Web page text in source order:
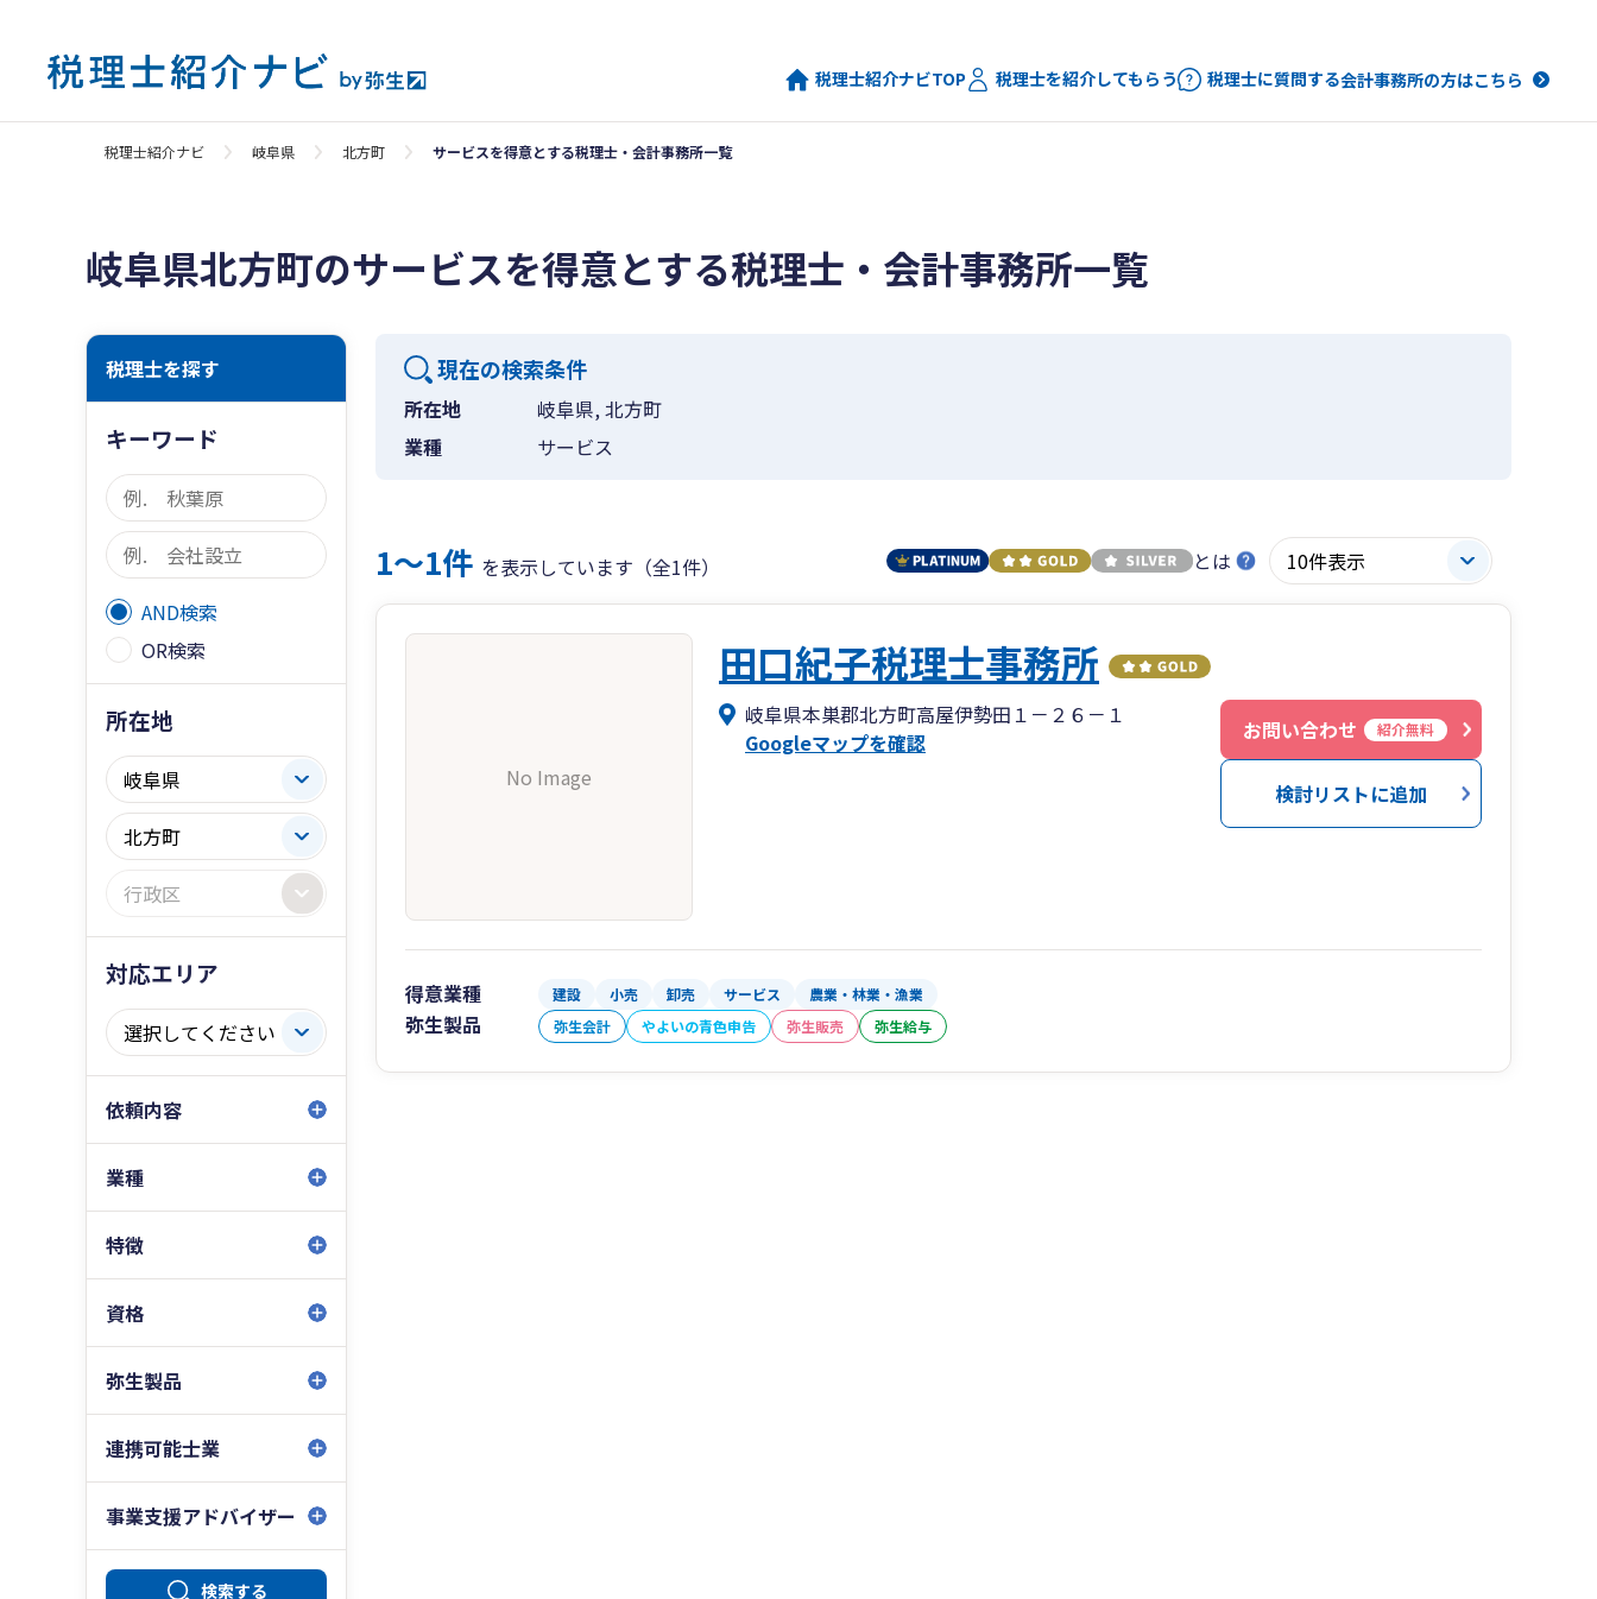
税理士紹介ナビTOP 税理士を紹介してもらう 税理士に質問する会計事務所の方はこちら
税理士紹介ナビ 岐阜県 北方町 サービスを得意とする税理士・会計事務所一覧
岐阜県北方町のサービスを得意とする税理士・会計事務所一覧
税理士を探す
キーワード
AND検索
OR検索
所在地
対応エリア
依頼内容
業種
特徴
資格
弥生製品
連携可能士業
事業支援アドバイザー
検索する
現在の検索条件
所在地
岐阜県, 北方町
業種
サービス
1〜1件 を表示しています（全1件） とは
No Image
田口紀子税理士事務所
岐阜県本巣郡北方町高屋伊勢田１－２６－１
Googleマップを確認
お問い合わせ 紹介無料
検討リストに追加
得意業種 建設 小売 卸売 サービス 農業・林業・漁業
弥生製品 弥生会計 やよいの青色申告 弥生販売 弥生給与